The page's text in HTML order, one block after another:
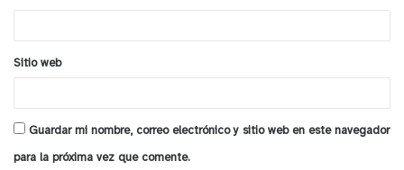
*
Sitio web
Guardar mi nombre, correo electrónico y sitio web en este navegador
para la próxima vez que comente.